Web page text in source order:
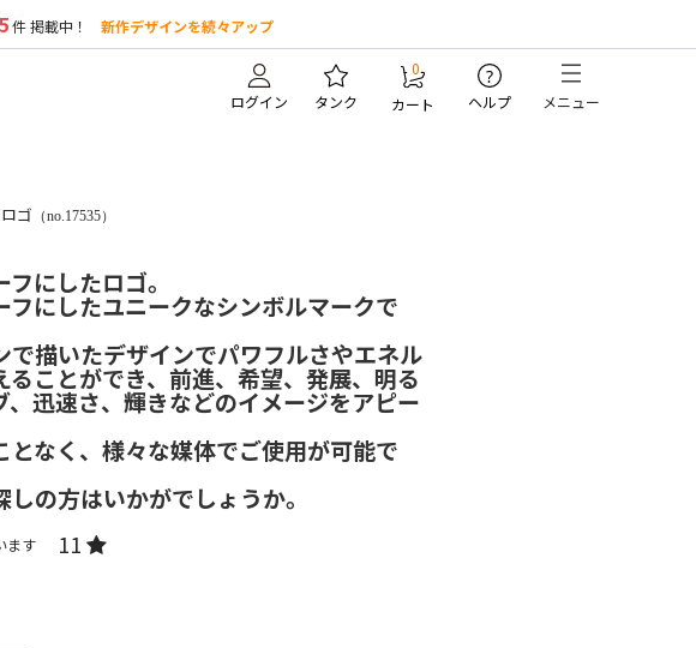
件 掲載中！ 新作デザインを続々アップ
ログイン タンク
0
カート
?
ヘルプ メニュー
ゴ （no.17535）
にしたロゴ。
フにしたユニークなシンボルマークで
で描いたデザインでパワフルさやエネル
ることができ、前進、希望、発展、明る
、迅速さ、輝きなどのイメージをアピー
となく、様々な媒体でご使用が可能で
の方はいかがでしょうか。
ます 11